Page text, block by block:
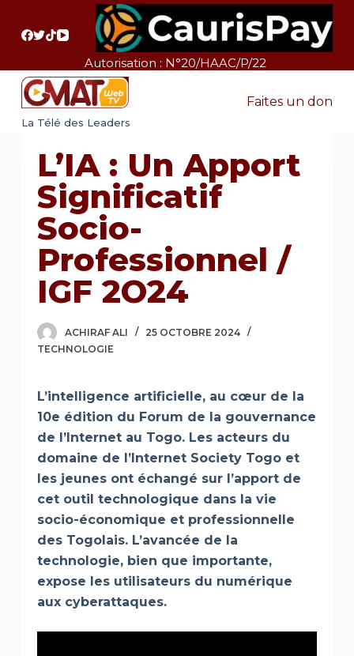
a
Autorisation : N°20/HAAC/P/22
La Télé des Leaders
Faites un don
L’IA : Un Apport
Significatif
Socio-
Professionnel /
IGF 2O24
ACHIRAF ALI
25 OCTOBRE 2024
TECHNOLOGIE
L’intelligence artificielle, au cœur de la
10e édition du Forum de la gouvernance
de l’Internet au Togo. Les acteurs du
domaine de l’Internet Society Togo et
les jeunes ont échangé sur l’apport de
cet outil technologique dans la vie
socio-économique et professionnelle
des Togolais. L’avancée de la
technologie, bien que importante,
expose les utilisateurs du numérique
aux cyberattaques.